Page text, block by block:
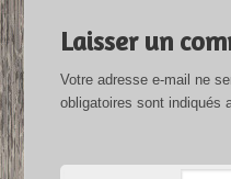
Laisser un
Votre adresse e-mail ne
obligatoires sont indiqués